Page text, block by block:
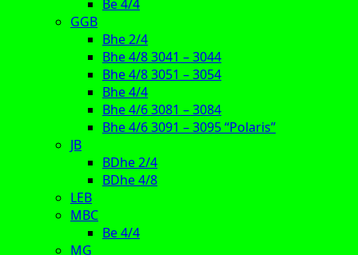
Be 4/4
GGB
Bhe 2/4
Bhe 4/8 3041 – 3044
Bhe 4/8 3051 – 3054
Bhe 4/4
Bhe 4/6 3081 – 3084
Bhe 4/6 3091 – 3095 “Polaris”
JB
BDhe 2/4
BDhe 4/8
LEB
MBC
Be 4/4
MG